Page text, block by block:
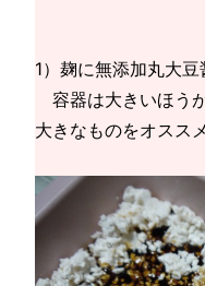
1）麹に無添加丸大豆
容器は大きいほう
大きなものをオスス